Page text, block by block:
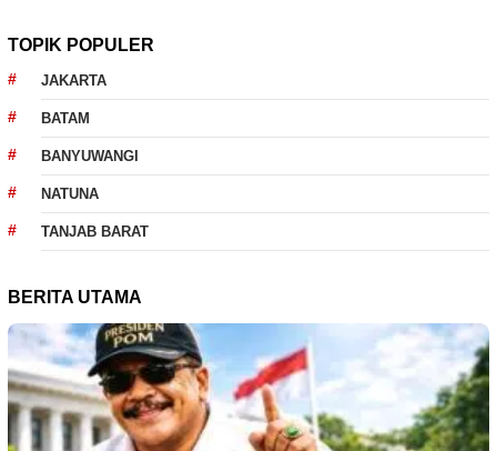
TOPIK POPULER
JAKARTA
BATAM
BANYUWANGI
NATUNA
TANJAB BARAT
BERITA UTAMA